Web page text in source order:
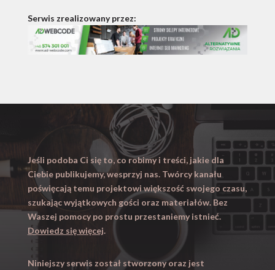
Serwis zrealizowany przez:
Jeśli podoba Ci się to, co robimy i treści, jakie dla
Ciebie publikujemy, wesprzyj nas. Twórcy kanału
poświęcają temu projektowi większość swojego czasu,
szukając wyjątkowych gości oraz materiałów. Bez
Waszej pomocy po prostu przestaniemy istnieć.
Dowiedz się więcej.
Niniejszy serwis został stworzony oraz jest